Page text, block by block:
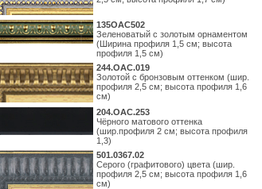
135OAC502
Зеленоватый с золотым орнаментом
(Ширина профиля 1,5 см; высота
профиля 1,5 см)
244.ОАС.019
Золотой с бронзовым оттенком (шир.
профиля 2,5 см; высота профиля 1,6
см)
204.OAC.253
Чёрного матового оттенка
(шир.профиля 2 см; высота профиля
1,3)
501.0367.02
Серого (графитового) цвета (шир.
профиля 2,5 см; высота профиля 1,6
см)